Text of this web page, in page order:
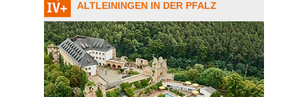
ALTLEININGEN IN DER PFALZ